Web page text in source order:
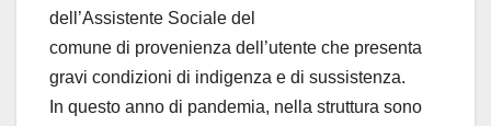
dell’Assistente Sociale del
comune di provenienza dell’utente che presenta
gravi condizioni di indigenza e di sussistenza.
In questo anno di pandemia, nella struttura sono